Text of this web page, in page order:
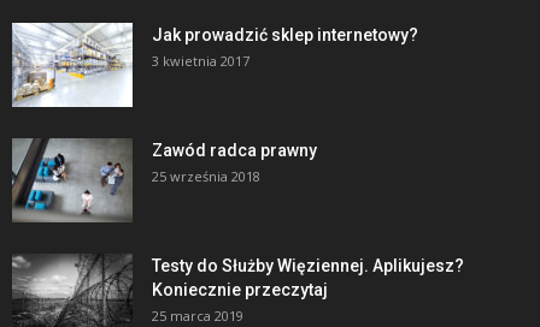
Jak prowadzić sklep internetowy?
3 kwietnia 2017
Zawód radca prawny
25 września 2018
Testy do Służby Więziennej. Aplikujesz?
Koniecznie przeczytaj
25 marca 2019